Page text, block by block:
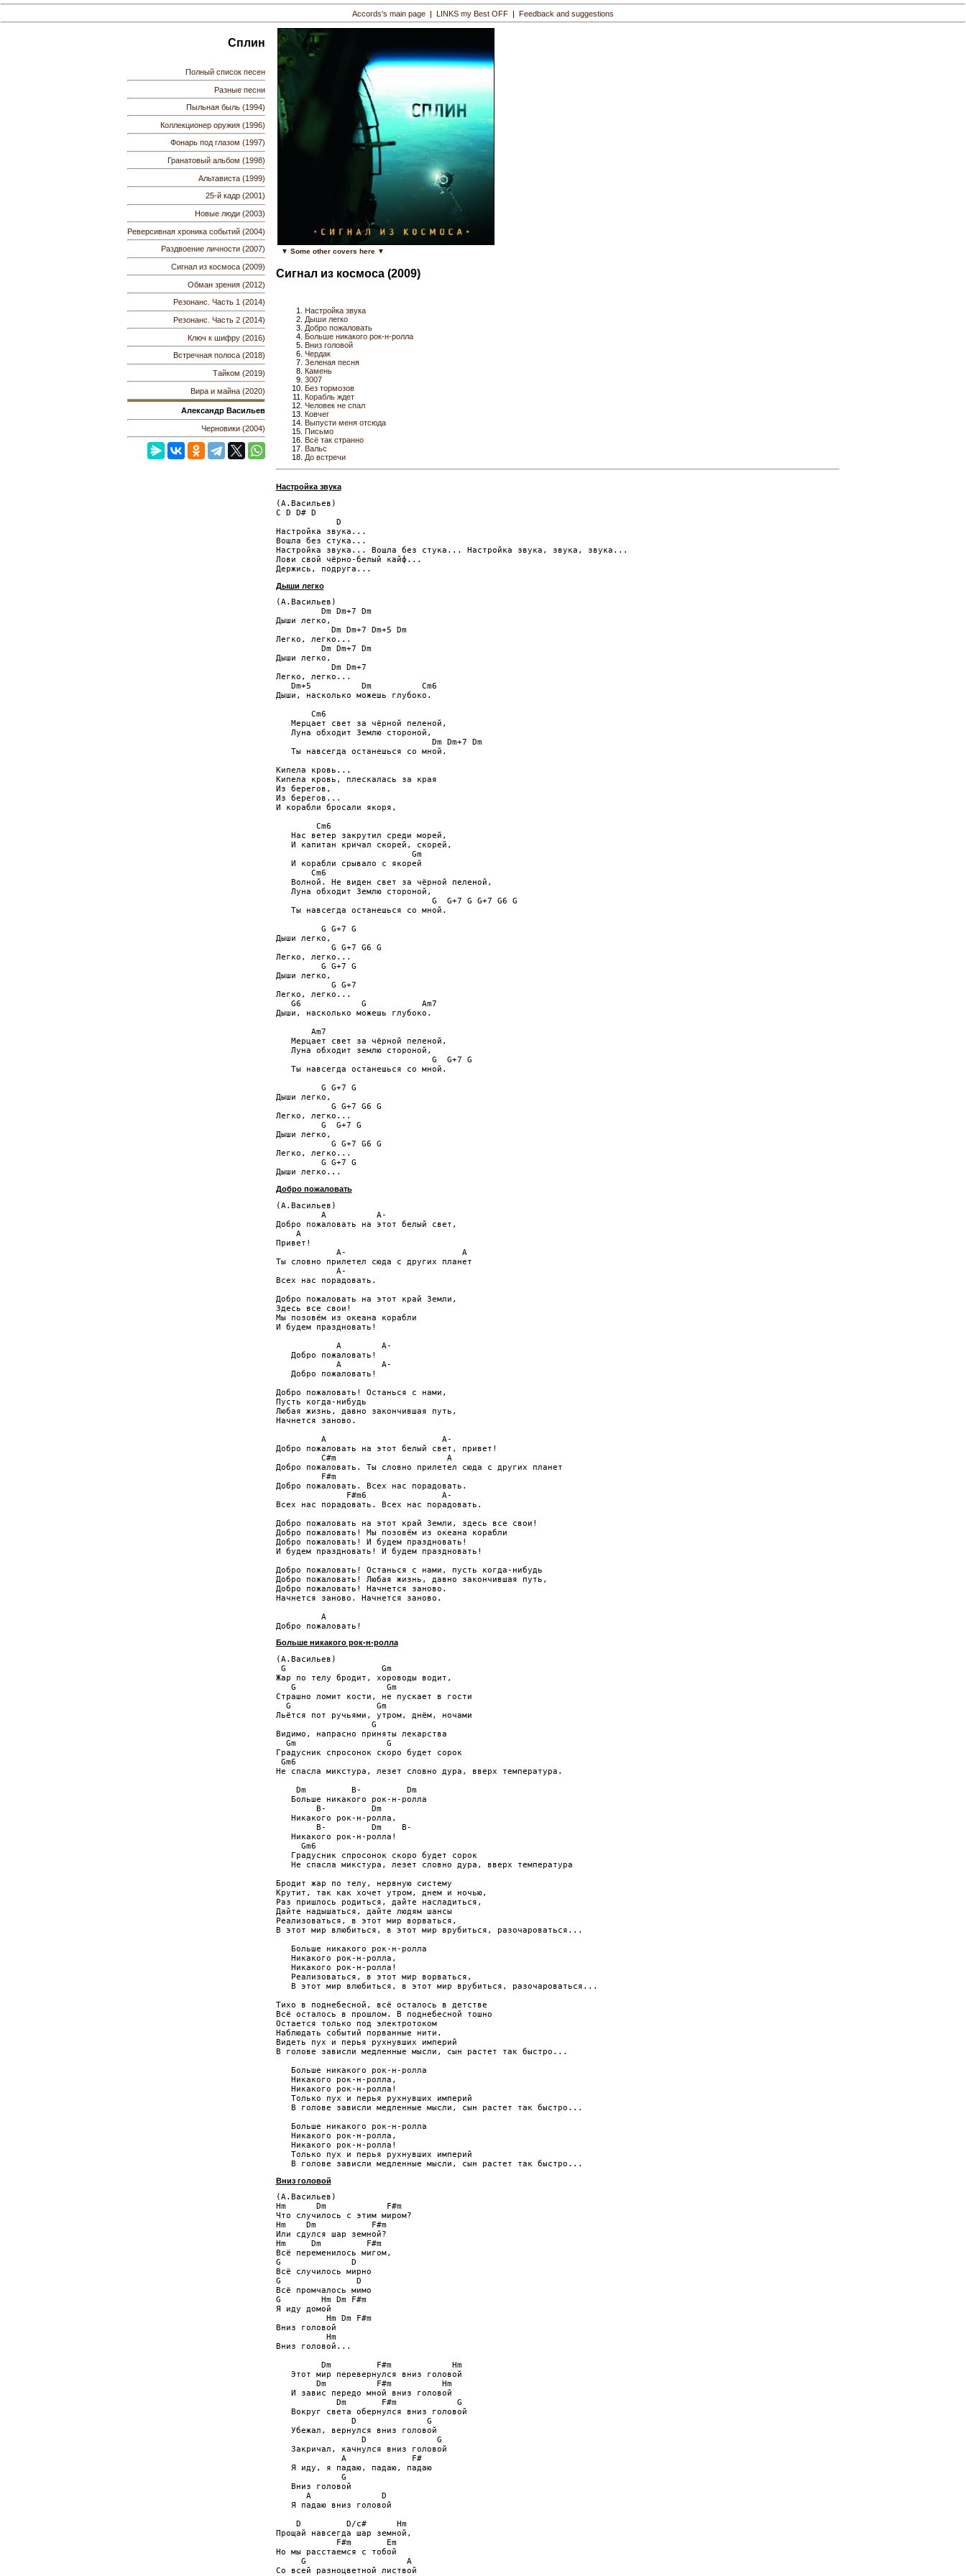
Accords's main page | LINKS my Best OFF | Feedback and suggestions
Сплин
Полный список песен
Разные песни
Пыльная быль (1994)
Коллекционер оружия (1996)
Фонарь под глазом (1997)
Гранатовый альбом (1998)
Альтависта (1999)
25-й кадр (2001)
Новые люди (2003)
Реверсивная хроника событий (2004)
Раздвоение личности (2007)
Сигнал из космоса (2009)
Обман зрения (2012)
Резонанс. Часть 1 (2014)
Резонанс. Часть 2 (2014)
Ключ к шифру (2016)
Встречная полоса (2018)
Тайком (2019)
Вира и майна (2020)
Александр Васильев
Черновики (2004)
▼ Some other covers here ▼
Сигнал из космоса (2009)
Настройка звука
Дыши легко
Добро пожаловать
Больше никакого рок-н-ролла
Вниз головой
Чердак
Зеленая песня
Камень
3007
Без тормозов
Корабль ждет
Человек не спал
Ковчег
Выпусти меня отсюда
Письмо
Всё так странно
Вальс
До встречи
Настройка звука
(А.Васильев)
C D D# D
            D
Настройка звука...
Вошла без стука...
Настройка звука... Вошла без стука... Настройка звука, звука, звука...
Лови свой чёрно-белый кайф...
Дыши легко
(А.Васильев)
         Dm Dm+7 Dm
Дыши легко,
           Dm Dm+7 Dm+5 Dm
Легко, легко...
         Dm Dm+7 Dm
Дыши легко,
           Dm Dm+7
Легко, легко...
   Dm+5          Dm          Cm6
Дыши, насколько можешь глубоко.
       Cm6
   Мерцает свет за чёрной пеленой,
   Луна обходит Землю стороной,
                               Dm Dm+7 Dm
   Ты навсегда останешься со мной.
Кипела кровь...
Кипела кровь, плескалась за края
Из берегов,
Из берегов...
И корабли бросали якоря,
        Cm6
   Нас ветер закрутил среди морей,
   И капитан кричал скорей, скорей,
                           Gm
   И корабли срывало с якорей
       Cm6
   Волной. Не виден свет за чёрной пеленой,
   Луна обходит Землю стороной,
                               G  G+7 G G+7 G6 G
   Ты навсегда останешься со мной.
         G G+7 G
Дыши легко,
           G G+7 G6 G
Легко, легко...
         G G+7 G
Дыши легко,
           G G+7
Легко, легко...
   G6            G           Am7
Дыши, насколько можешь глубоко.
       Am7
   Мерцает свет за чёрной пеленой,
   Луна обходит землю стороной,
                               G  G+7 G
   Ты навсегда останешься со мной.
         G G+7 G
Дыши легко,
           G G+7 G6 G
Легко, легко...
         G  G+7 G
Дыши легко,
           G G+7 G6 G
Легко, легко...
         G G+7 G
Добро пожаловать
(А.Васильев)
         A          A-
Добро пожаловать на этот белый свет,
    A
Привет!
            A-                       A
Ты словно прилетел сюда с других планет
            A-
Всех нас порадовать.
Добро пожаловать на этот край Земли,
Здесь все свои!
Мы позовём из океана корабли
И будем праздновать!
            A        A-
   Добро пожаловать!
            A        A-
   Добро пожаловать!
Добро пожаловать! Останься с нами,
Пусть когда-нибудь
Любая жизнь, давно закончившая путь,
Начнется заново.
         A                       A-
Добро пожаловать на этот белый свет, привет!
         C#m                      A
Добро пожаловать. Ты словно прилетел сюда c других планет
         F#m
Добро пожаловать. Всех нас порадовать.
              F#m6               A-
Всех нас порадовать. Всех нас порадовать.
Добро пожаловать на этот край Земли, здесь все свои!
Добро пожаловать! Мы позовём из океана корабли
Добро пожаловать! И будем праздновать!
И будем праздновать! И будем праздновать!
Добро пожаловать! Останься с нами, пусть когда-нибудь
Добро пожаловать! Любая жизнь, давно закончившая путь,
Добро пожаловать! Начнется заново.
Начнется заново. Начнется заново.
         A
Больше никакого рок-н-ролла
(А.Васильев)
G                   Gm
Жар по телу бродит, хороводы водит,
   G                  Gm
Страшно ломит кости, не пускает в гости
  G                 Gm
Льётся пот ручьями, утром, днём, ночами
                   G
Видимо, напрасно приняты лекарства
  Gm                  G
Градусник спросонок скоро будет сорок
Gm6
Не спасла микстура, лезет словно дура, вверх температура.
    Dm         B-         Dm
   Больше никакого рок-н-ролла
        B-         Dm
   Никакого рок-н-ролла,
        B-         Dm    B-
   Никакого рок-н-ролла!
     Gm6
   Градусник спросонок скоро будет сорок
   Не спасла микстура, лезет словно дура, вверх температура
Бродит жар по телу, нервную систему
Крутит, так как хочет утром, днем и ночью,
Раз пришлось родиться, дайте насладиться,
Дайте надышаться, дайте людям шансы
Реализоваться, в этот мир ворваться,
В этот мир влюбиться, в этот мир врубиться, разочароваться...
   Больше никакого рок-н-ролла
   Никакого рок-н-ролла,
   Никакого рок-н-ролла!
   Реализоваться, в этот мир ворваться,
   В этот мир влюбиться, в этот мир врубиться, разочароваться...
Тихо в поднебесной, всё осталось в детстве
Всё осталось в прошлом. В поднебесной тошно
Остается только под электротоком
Наблюдать событий порванные нити.
Видеть пух и перья рухнувших империй
В голове зависли медленные мысли, сын растет так быстро...
   Больше никакого рок-н-ролла
   Никакого рок-н-ролла,
   Никакого рок-н-ролла!
   Только пух и перья рухнувших империй
   В голове зависли медленные мысли, сын растет так быстро...
   Больше никакого рок-н-ролла
   Никакого рок-н-ролла,
   Никакого рок-н-ролла!
   Только пух и перья рухнувших империй
Вниз головой
(А.Васильев)
Hm      Dm            F#m
Что случилось с этим миром?
Hm    Dm           F#m
Или сдулся шар земной?
Hm     Dm         F#m
Всё переменилось мигом,
G              D
Всё случилось мирно
G               D
Всё промчалось мимо
G        Hm Dm F#m
Я иду домой
          Hm Dm F#m
Вниз головой
          Hm
Вниз головой...
         Dm         F#m            Hm
   Этот мир перевернулся вниз головой
        Dm          F#m          Hm
   И завис передо мной вниз головой
            Dm       F#m            G
   Вокруг света обернулся вниз головой
               D              G
   Убежал, вернулся вниз головой
                 D              G
   Закричал, качнулся вниз головой
             A             F#
   Я иду, я падаю, падаю, падаю
             G
   Вниз головой
      A              D
   Я падаю вниз головой
    D         D/c#      Hm
Прощай навсегда шар земной,
            F#m       Em
Но мы расстаемся с тобой
     G                    A
Со всей разноцветной листвой